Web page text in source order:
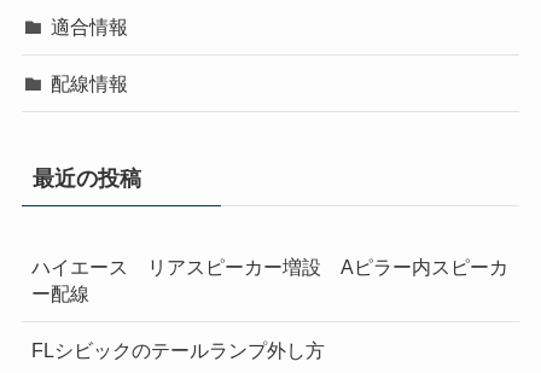
適合情報
配線情報
最近の投稿
ハイエース リアスピーカー増設 Aピラー内スピーカ
ー配線
FLシビックのテールランプ外し方